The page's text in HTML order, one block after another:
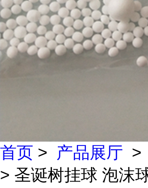
首页 > 产品展厅 >
> 圣诞树挂球 泡沫